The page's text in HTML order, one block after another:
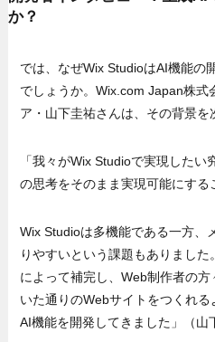
か？
では、なぜWix StudioはAI機能の
でしょうか。Wix.com Japan株式
ア・山下圭祐さんは、その背景を
「我々がWix Studioで実現した
の思考をそのまま実現可能にする
Wix Studioは多機能である一方、
りやすいという課題もありまし
によって補完し、Web制作者の
いた通りのWebサイトをつくれ
AI機能を開発してきました」（山